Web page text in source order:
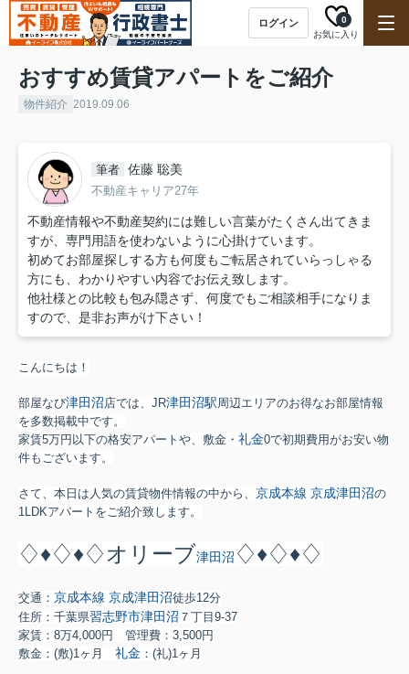
ログイン
お気に入り
0
おすすめ賃貸アパートをご紹介
物件紹介 2019.09.06
筆者 佐藤 聡美
不動産キャリア27年
不動産情報や不動産契約には難しい言葉がたくさん出てきま
すが、専門用語を使わないように心掛けています。
初めてお部屋探しする方も何度もご転居されていらっしゃる
方にも、わかりやすい内容でお伝え致します。
他社様との比較も包み隠さず、何度でもご相談相手になりま
すので、是非お声がけ下さい！
こんにちは！
部屋なび津田沼店では、JR津田沼駅周辺エリアのお得なお部屋情報
を多数掲載中です。
家賃5万円以下の格安アパートや、敷金・ 礼金0で初期費用がお安い物
件もございます。
さて、本日は人気の賃貸物件情報の中から、 京成本線 京成津田沼の
1LDKアパートをご紹介致します。
♢♦♢♦♢オリーブ津田沼 ♢♦♢♦♢
交通： 京成本線 京成津田沼徒歩12分
住所：千葉県習志野市津田沼 ７丁目9-37
家賃：8万4,000円 管理費：3,500円
敷金： (敷)1ヶ月 礼金 ： (礼)1ヶ月